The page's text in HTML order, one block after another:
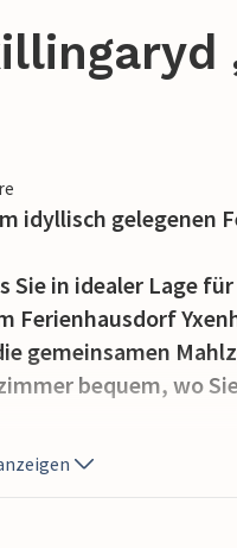
idyllisch gelegenen
in idealer Lage
Ferienhausdorf
gemeinsamen
bequem, wo
servieren Sie
viel Platz zum